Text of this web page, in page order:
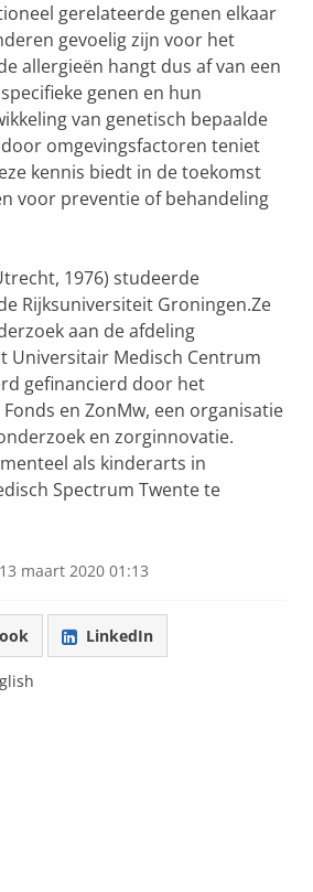
gerelateerde genen elkaar
gevoelig zijn voor het
allergieën hangt dus af van een
genen en hun
van genetisch bepaalde
omgevingsfactoren teniet
kennis biedt in de toekomst
voor preventie of behandeling
1976) studeerde
Rijksuniversiteit Groningen.Ze
aan de afdeling
Universitair Medisch Centrum
gefinancierd door het
en ZonMw, een organisatie
en zorginnovatie.
als kinderarts in
Spectrum Twente te
13 maart 2020 01:13
LinkedIn